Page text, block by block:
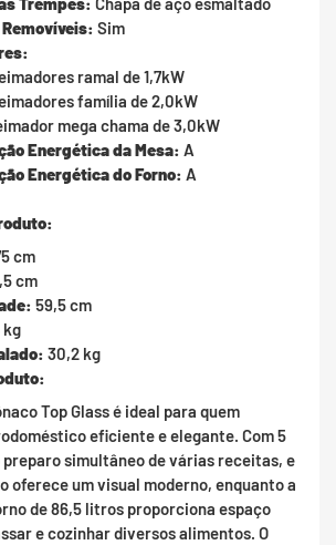
Sim
ramal de 1,7kW
família de 2,0kW
mega chama de 3,0kW
Energética da Mesa: A
Energética do Forno: A
cm
cm
59,5 cm
kg
30,2 kg
Top Glass é ideal para quem
eficiente e elegante. Com 5
simultâneo de várias receitas, e
oferece um visual moderno, enquanto a
de 86,5 litros proporciona espaço
e cozinhar diversos alimentos. O